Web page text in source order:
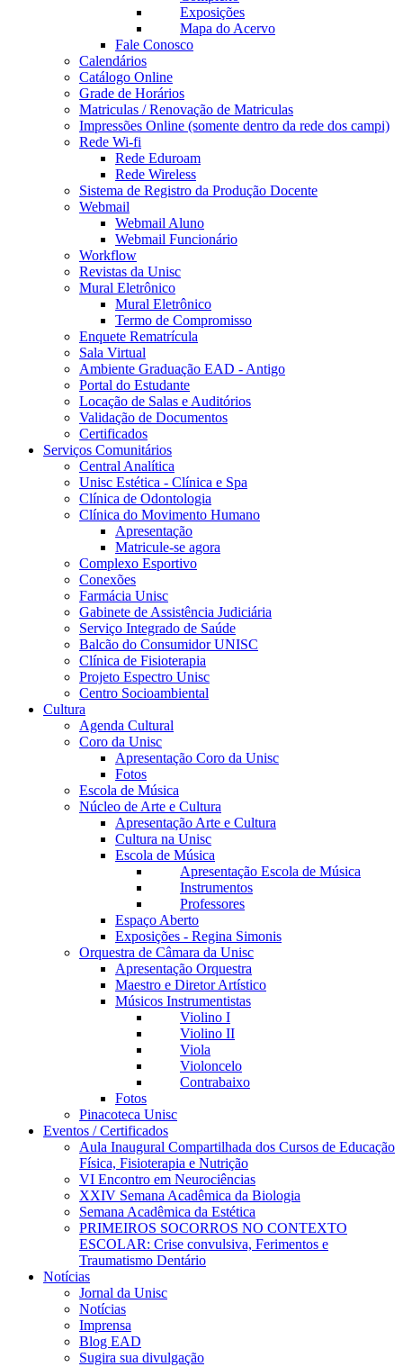
Exposições
Mapa do Acervo
Fale Conosco
Calendários
Catálogo Online
Grade de Horários
Matriculas / Renovação de Matriculas
Impressões Online (somente dentro da rede dos campi)
Rede Wi-fi
Rede Eduroam
Rede Wireless
Sistema de Registro da Produção Docente
Webmail
Webmail Aluno
Webmail Funcionário
Workflow
Revistas da Unisc
Mural Eletrônico
Mural Eletrônico
Termo de Compromisso
Enquete Rematrícula
Sala Virtual
Ambiente Graduação EAD - Antigo
Portal do Estudante
Locação de Salas e Auditórios
Validação de Documentos
Certificados
Serviços Comunitários
Central Analítica
Unisc Estética - Clínica e Spa
Clínica de Odontologia
Clínica do Movimento Humano
Apresentação
Matricule-se agora
Complexo Esportivo
Conexões
Farmácia Unisc
Gabinete de Assistência Judiciária
Serviço Integrado de Saúde
Balcão do Consumidor UNISC
Clínica de Fisioterapia
Projeto Espectro Unisc
Centro Socioambiental
Cultura
Agenda Cultural
Coro da Unisc
Apresentação Coro da Unisc
Fotos
Escola de Música
Núcleo de Arte e Cultura
Apresentação Arte e Cultura
Cultura na Unisc
Escola de Música
Apresentação Escola de Música
Instrumentos
Professores
Espaço Aberto
Exposições - Regina Simonis
Orquestra de Câmara da Unisc
Apresentação Orquestra
Maestro e Diretor Artístico
Músicos Instrumentistas
Violino I
Violino II
Viola
Violoncelo
Contrabaixo
Fotos
Pinacoteca Unisc
Eventos / Certificados
Aula Inaugural Compartilhada dos Cursos de Educação
Física, Fisioterapia e Nutrição
VI Encontro em Neurociências
XXIV Semana Acadêmica da Biologia
Semana Acadêmica da Estética
PRIMEIROS SOCORROS NO CONTEXTO
ESCOLAR: Crise convulsiva, Ferimentos e
Traumatismo Dentário
Notícias
Jornal da Unisc
Notícias
Imprensa
Blog EAD
Sugira sua divulgação